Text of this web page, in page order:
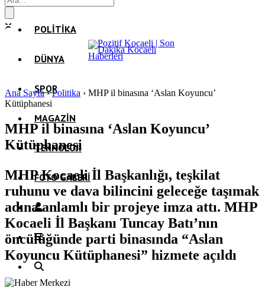
POLITIKA
DÜNYA
SPOR
MAGAZIN
TEKNOLOJI
FOTO GALERI
Ana Sayfa›Politika › MHP il binasına ‘Aslan Koyuncu’
Kütüphanesi
MHP il binasına ‘Aslan Koyuncu’
Kütüphanesi
MHP Kocaeli İl Başkanlığı, teşkilat
ruhunu ve dava bilincini geleceğe taşımak
adına anlamlı bir projeye imza attı. MHP
Kocaeli İl Başkanı Tuncay Batı’nın
öncülüğünde parti binasında “Aslan
Koyuncu Kütüphanesi” hizmete açıldı